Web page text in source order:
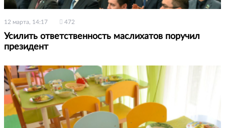
12 марта, 14:17 472
Усилить ответственность маслихатов поручил
президент